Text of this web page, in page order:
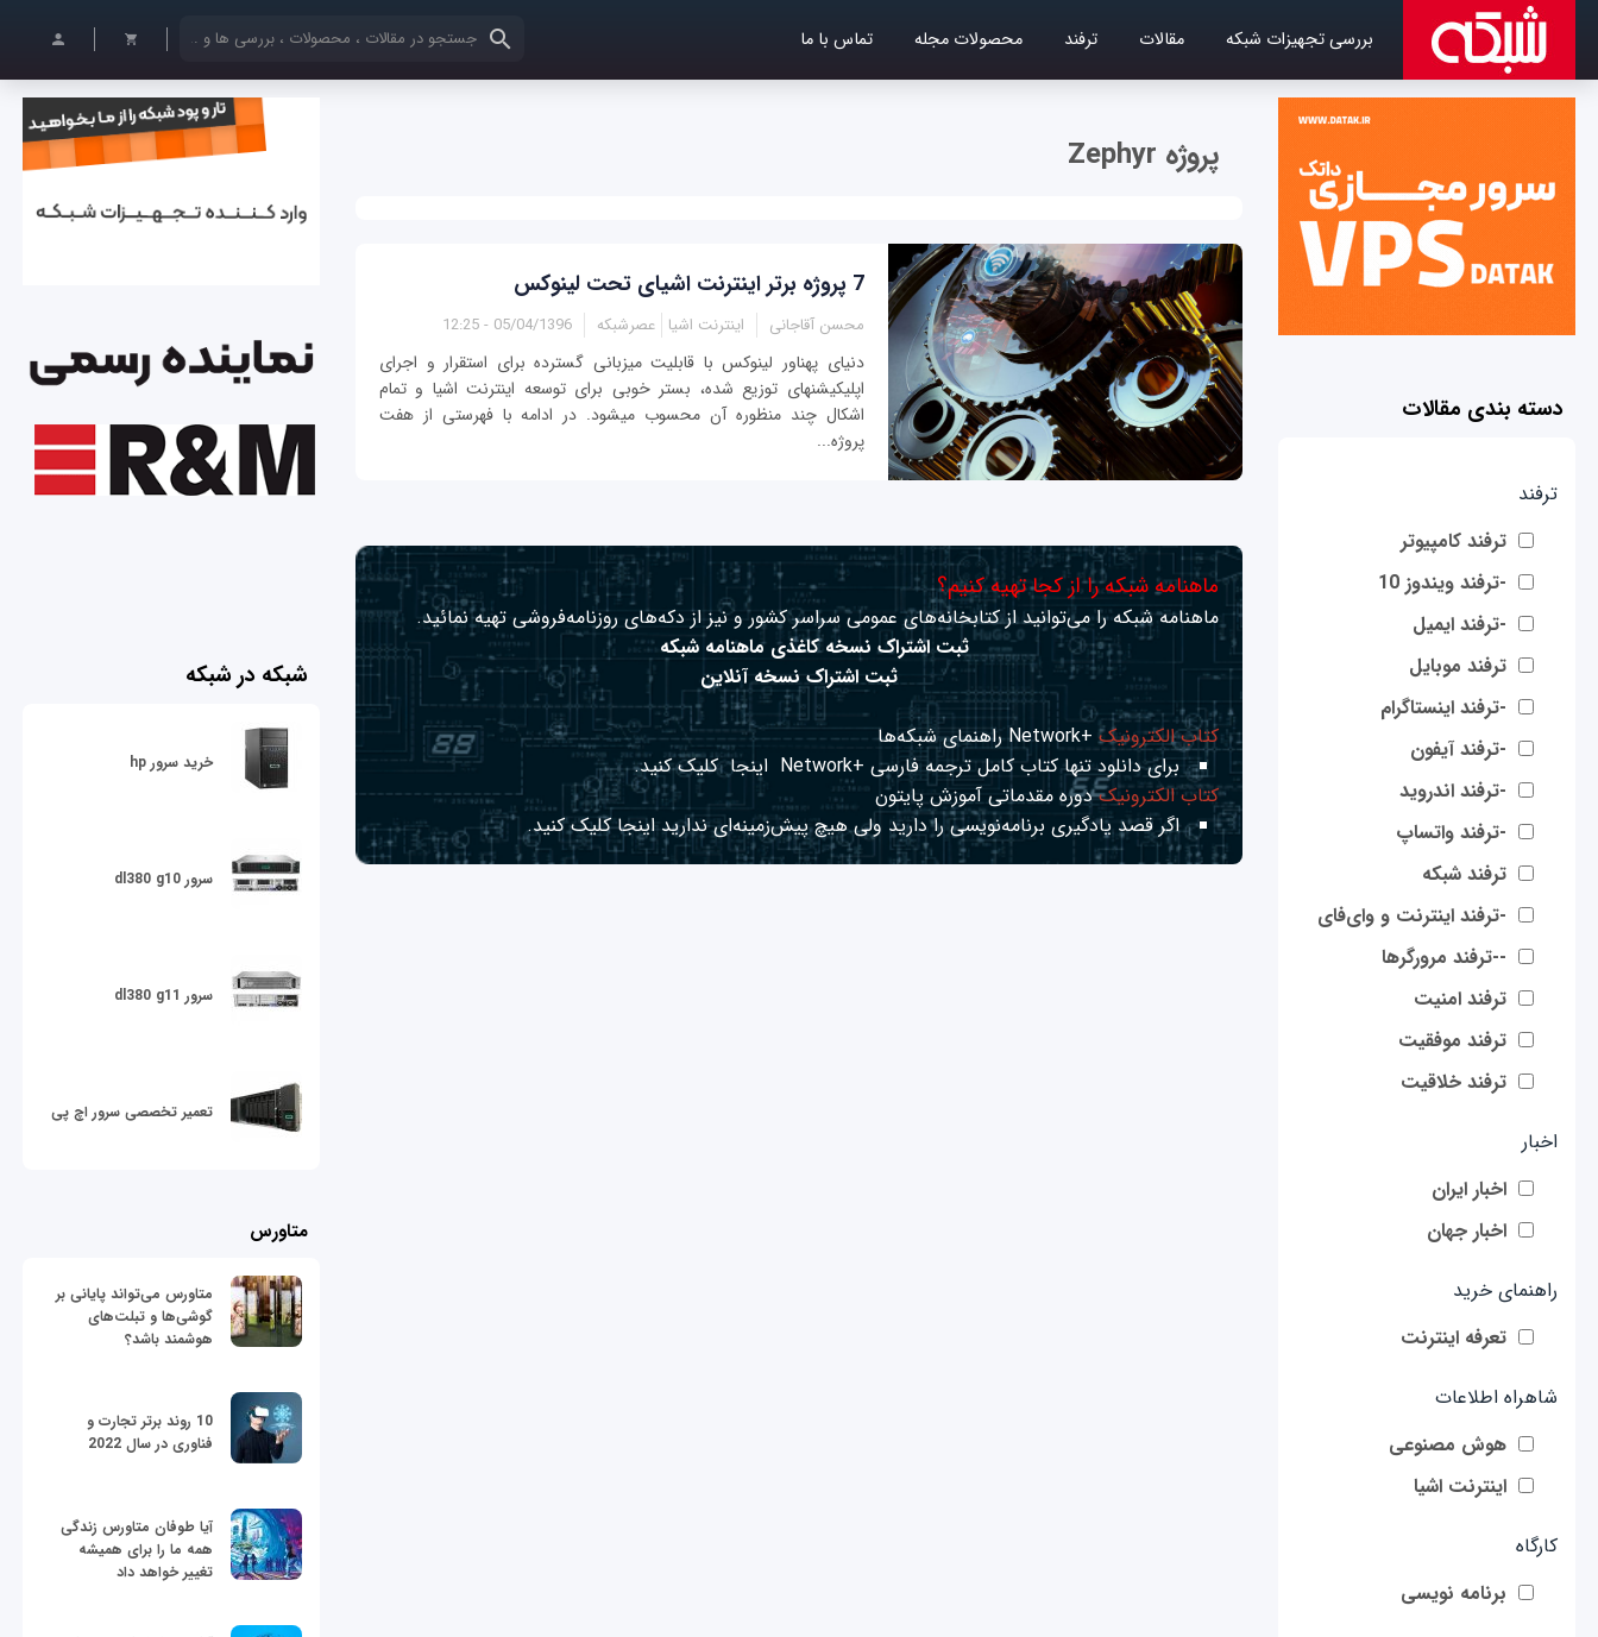
بررسی تجهیزات شبکه مقالات ترفند محصولات مجله تماس با ما کلمات کلیدی خود را وارد کنید
دسته بندی مقالات
ترفند
ترفند کامپیوتر
-ترفند ویندوز 10
-ترفند ایمیل
ترفند موبایل
-ترفند اینستاگرام
-ترفند آیفون
-ترفند اندروید
-ترفند واتساپ
ترفند شبکه
-ترفند اینترنت و وای‌فای
--ترفند مرورگرها
ترفند امنیت
ترفند موفقیت
ترفند خلاقیت
اخبار
اخبار ایران
اخبار جهان
راهنمای خرید
تعرفه اینترنت
شاهراه اطلاعات
هوش مصنوعی
اینترنت اشیا
کارگاه
برنامه نویسی
پروژه Zephyr
7 پروژه برتر اینترنت اشیای تحت لینوکس
محسن آقاجانی اینترنت اشیا عصرشبکه 05/04/1396 - 12:25
دنیای پهناور لینوکس با قابلیت میزبانی گسترده برای استقرار و اجرای
اپلیکیشن‎های توزیع شده، بستر خوبی برای توسعه اینترنت اشیا و تمام
اشکال چند منظوره آن محسوب می‎شود. در ادامه با فهرستی از هفت
پروژه...
ماهنامه شبکه را از کجا تهیه کنیم؟
ماهنامه شبکه را می‌توانید از کتابخانه‌های عمومی سراسر کشور و نیز از دکه‌های روزنامه‌فروشی تهیه نمائید.
ثبت اشتراک نسخه کاغذی ماهنامه شبکه
ثبت اشتراک نسخه آنلاین
کتاب الکترونیک +Network راهنمای شبکه‌ها
برای دانلود تنها کتاب کامل ترجمه فارسی +Network
اینجا کلیک کنید.
کتاب الکترونیکدوره مقدماتی آموزش پایتون
اگر قصد یادگیری برنامه‌نویسی را دارید ولی هیچ پیش‌زمینه‌ای نداریداینجا کلیک کنید.
شبکه در شبکه
خرید سرور hp
سرور dl380 g10
سرور dl380 g11
تعمیر تخصصی سرور اچ پی
متاورس
متاورس می‌تواند پایانی بر
گوشی‌ها و تبلت‌های
هوشمند باشد؟
10 روند برتر تجارت و
فناوری در سال 2022
آیا طوفان متاورس زندگی
همه ما را برای همیشه
تغییر خواهد داد